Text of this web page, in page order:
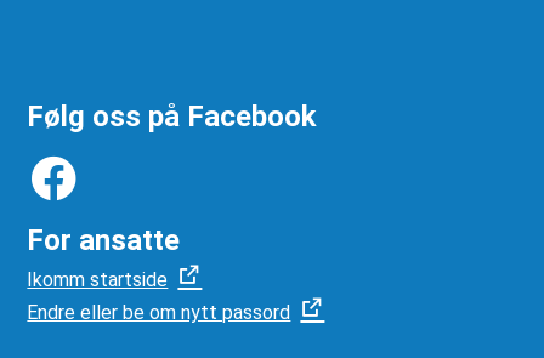
Følg oss på Facebook
For ansatte
Ikomm startside
Endre eller be om nytt passord